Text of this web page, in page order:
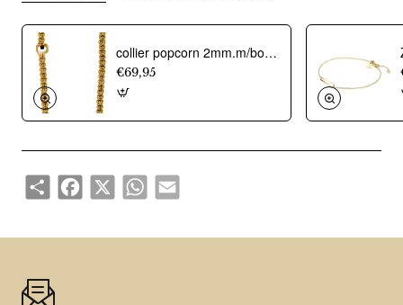
collier popcorn 2mm.m/bolletjes verguld - 12915
€69,95
ShareFacebook
X WhatsAppEmail